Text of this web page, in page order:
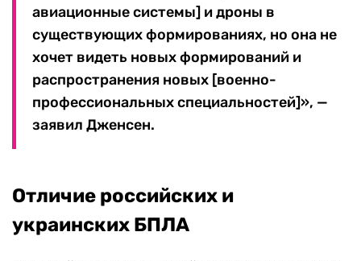
авиационные системы] и дроны в
существующих формированиях, но она не
хочет видеть новых формирований и
распространения новых [военно-
профессиональных специальностей]», —
заявил Дженсен.
Отличие российских и
украинских БПЛА